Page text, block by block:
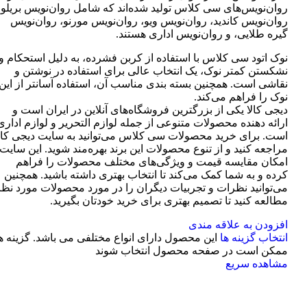
روان‌نویس‌های سی کلاس تولید شده‌اند که شامل روان‌نویس
روان‌نویس کاندید، روان‌نویس ویو، روان‌نویس مورنو، روان‌نویس
گیره طلایی، و روان‌نویس اداری هستند.
نوک اتود سی کلاس با استفاده از کربن فشرده، به دلیل استحکام
نشکستن کمتر نوک، یک انتخاب عالی برای استفاده در نوشتن و
نقاشی است. همچنین بسته بندی مناسب آن، استفاده آسانتر از
نوک را فراهم می‌کند.
دیجی کالا یکی از بزرگترین فروشگاه‌های آنلاین در ایران است و
ارائه دهنده محصولات متنوعی از جمله لوازم التحریر و لوازم
است. برای خرید محصولات سی کلاس می‌توانید به سایت دیجی
مراجعه کنید و از تنوع محصولات این برند بهره‌مند شوید. این سایت
امکان مقایسه قیمت و ویژگی‌های مختلف محصولات را فراهم
کرده و به شما کمک می‌کند تا انتخاب بهتری داشته باشید. همچنین
می‌توانید نظرات و تجربیات دیگران را در مورد محصولات مورد
مطالعه کنید تا تصمیم بهتری برای خرید خودتان بگیرید.
افزودن به علاقه مندی
انتخاب گزینه ها این محصول دارای انواع مختلفی می باشد. گزینه
ممکن است در صفحه محصول انتخاب شوند
مشاهده سریع